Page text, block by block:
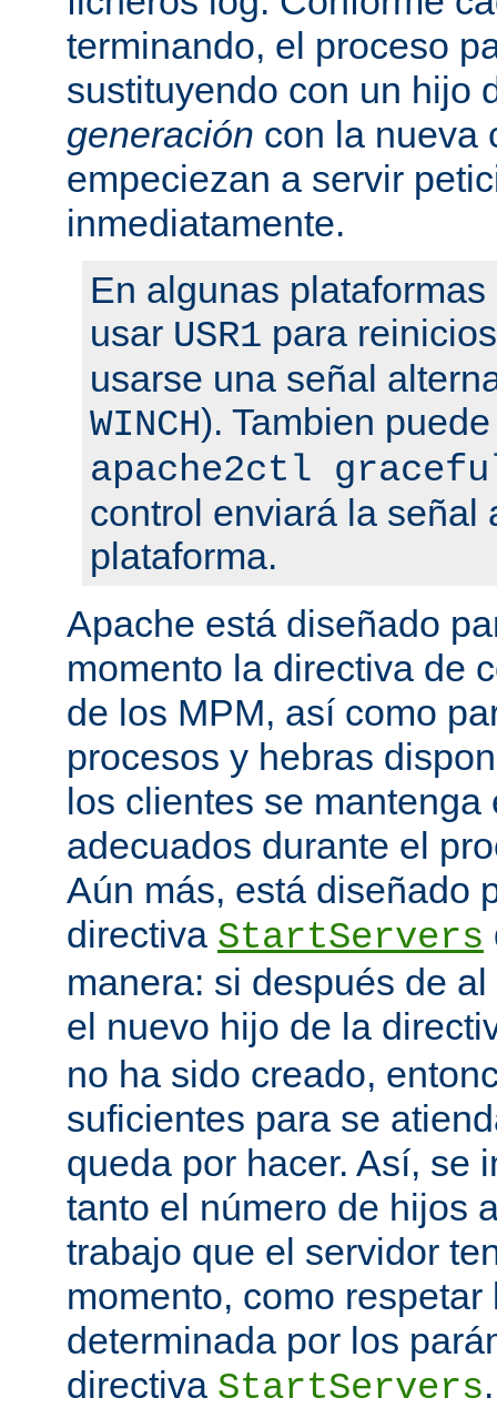
terminando, el proceso
sustituyendo con un hijo
generación con la nueva
empeciezan a servir
inmediatamente.
En algunas
usar USR1 para
usarse una señal
WINCH). Tambien
apache2ctl
control enviará la señal
plataforma.
Apache está diseñado
momento la directiva de
de los MPM, así como
procesos y hebras
los clientes se
adecuados durante el
Aún más, está diseñado
directiva StartServers
manera: si después de
el nuevo hijo de la
no ha sido creado,
suficientes para se
queda por hacer. Así, se
tanto el número de hijos
trabajo que el servidor
momento, como
determinada por los
directiva StartServers.